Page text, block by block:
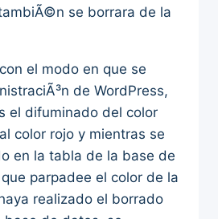
se borrara de la
el modo en que se
de WordPress,
el difuminado del color
color rojo y mientras se
en la tabla de la base de
parpadee el color de la
realizado el borrado